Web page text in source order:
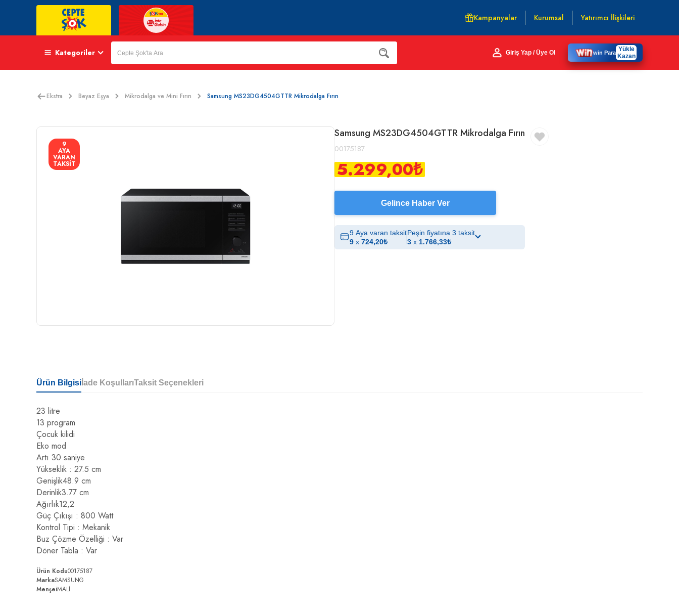
Kampanyalar Kurumsal Yatırımcı İlişkileri
Kategoriler Giriş Yap / Üye Ol win Para Yükle
Kazan
Ekstra Beyaz Eşya Mikrodalga ve Mini Fırın Samsung MS23DG4504GTTR Mikrodalga Fırın
9
AYA
VARAN
TAKSİT
Samsung MS23DG4504GTTR Mikrodalga Fırın
00175187
5.299,00₺
Gelince Haber Ver
9 Aya varan taksit
9 x 724,20₺
Peşin fiyatına 3 taksit
3 x 1.766,33₺
Ürün Bilgisi İade KoşullarıTaksit Seçenekleri
23 litre
13 program
Çocuk kilidi
Eko mod
Artı 30 saniye
Yükseklik : 27.5 cm
Genişlik48.9 cm
Derinlik3.77 cm
Ağırlık12,2
Güç Çıkışı : 800 Watt
Kontrol Tipi : Mekanik
Buz Çözme Özelliği : Var
Döner Tabla : Var
Ürün Kodu00175187
MarkaSAMSUNG
MenşeiMALİ